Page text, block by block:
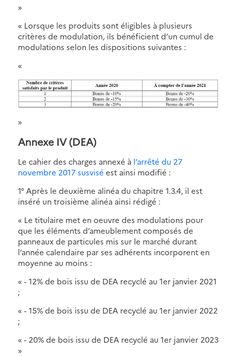
»
« Lorsque les produits sont éligibles à plusieurs
critères de modulation, ils bénéficient d’un cumul de
modulations selon les dispositions suivantes :
«
»
Annexe IV (DEA)
Le cahier des charges annexé à l’arrêté du 27
novembre 2017 susvisé est ainsi modifié :
1° Après le deuxième alinéa du chapitre 1.3.4, il est
inséré un troisième alinéa ainsi rédigé :
« Le titulaire met en oeuvre des modulations pour
que les éléments d’ameublement composés de
panneaux de particules mis sur le marché durant
l’année calendaire par ses adhérents incorporent en
moyenne au moins :
« - 12% de bois issu de DEA recyclé au 1er janvier 2021
;
« - 15% de bois issu de DEA recyclé au 1er janvier 2022
;
« - 20% de bois issu de DEA recyclé au 1er janvier 2023
»